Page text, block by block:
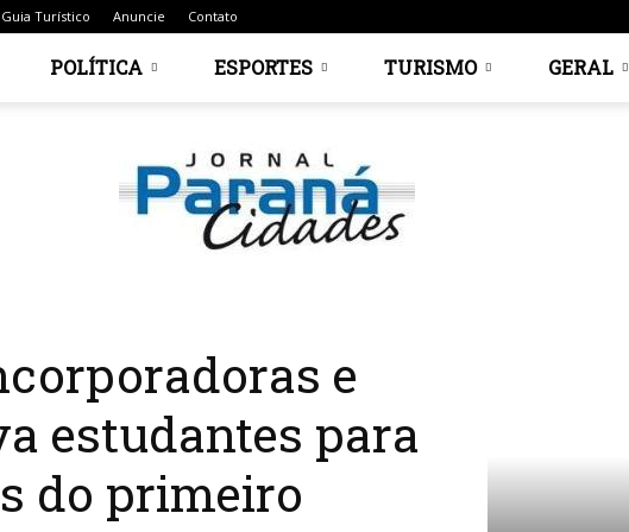
Guia Turístico Anuncie Contato
POLÍTICA ESPORTES TURISMO GERAL
e
estudantes para
do primeiro